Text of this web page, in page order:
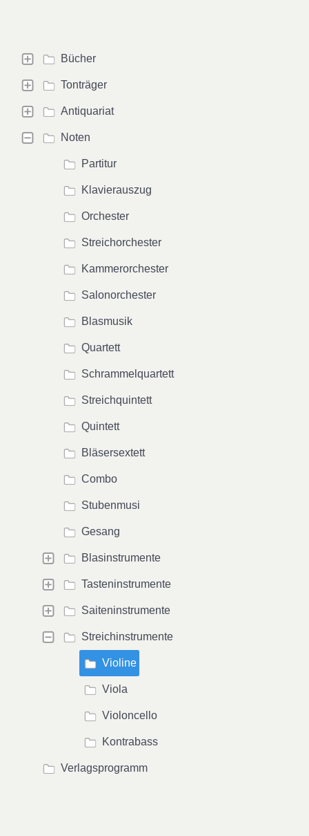
Bücher
Tonträger
Antiquariat
Noten
Partitur
Klavierauszug
Orchester
Streichorchester
Kammerorchester
Salonorchester
Blasmusik
Quartett
Schrammelquartett
Streichquintett
Quintett
Bläsersextett
Combo
Stubenmusi
Gesang
Blasinstrumente
Tasteninstrumente
Saiteninstrumente
Streichinstrumente
Violine
Viola
Violoncello
Kontrabass
Verlagsprogramm